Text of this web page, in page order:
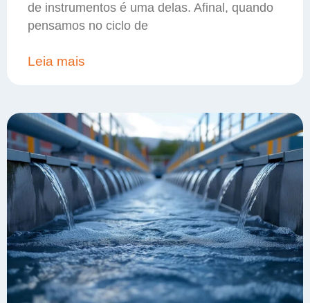
de instrumentos é uma delas. Afinal, quando
pensamos no ciclo de
Leia mais